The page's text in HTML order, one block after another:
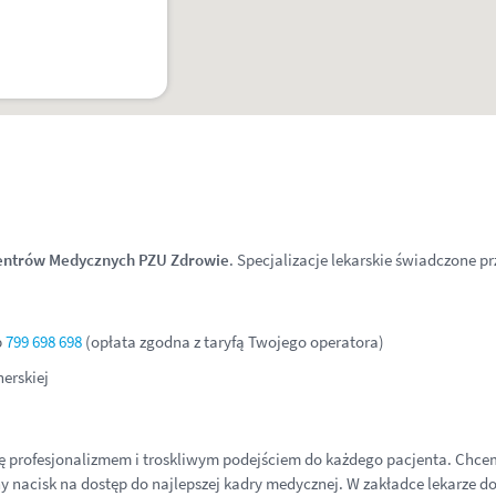
Medycznych PZU Zdrowie. Specjalizacje lekarskie świadczone
799 698 698 (opłata zgodna z taryfą Twojego operatora)
i troskliwym podejściem do każdego pacjenta.
nacisk na dostęp do najlepszej kadry medycznej. W zakładce